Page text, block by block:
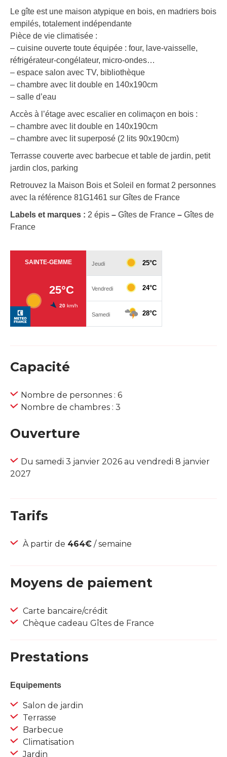
Le gîte est une maison atypique en bois, en madriers bois
empilés, totalement indépendante
Pièce de vie climatisée :
– cuisine ouverte toute équipée : four, lave-vaisselle,
réfrigérateur-congélateur, micro-ondes…
– espace salon avec TV, bibliothèque
– chambre avec lit double en 140x190cm
– salle d’eau
Accès à l’étage avec escalier en colimaçon en bois :
– chambre avec lit double en 140x190cm
– chambre avec lit superposé (2 lits 90x190cm)
Terrasse couverte avec barbecue et table de jardin, petit
jardin clos, parking
Retrouvez la Maison Bois et Soleil en format 2 personnes
avec la référence 81G1461 sur Gîtes de France
Labels et marques : 2 épis – Gîtes de France – Gîtes de
France
Capacité
Nombre de personnes : 6
Nombre de chambres : 3
Ouverture
Du samedi 3 janvier 2026 au vendredi 8 janvier
2027
Tarifs
À partir de 464€ / semaine
Moyens de paiement
Carte bancaire/crédit
Chèque cadeau Gîtes de France
Prestations
Equipements
Salon de jardin
Terrasse
Barbecue
Climatisation
Jardin